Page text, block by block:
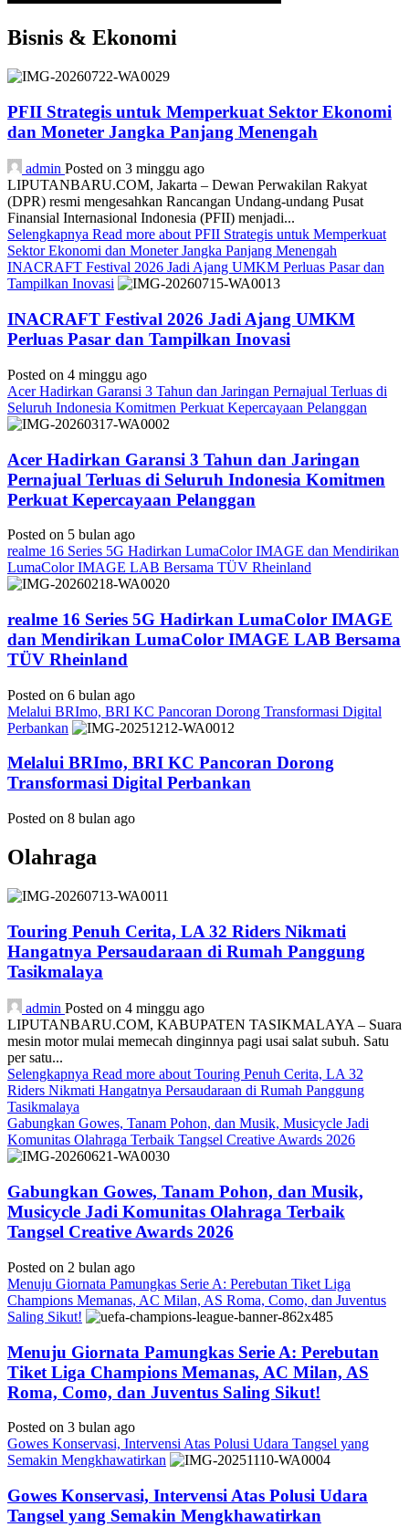
Bisnis & Ekonomi
PFII Strategis untuk Memperkuat Sektor Ekonomi
dan Moneter Jangka Panjang Menengah
admin Posted on 3 minggu ago
LIPUTANBARU.COM, Jakarta – Dewan Perwakilan Rakyat
(DPR) resmi mengesahkan Rancangan Undang-undang Pusat
Finansial Internasional Indonesia (PFII) menjadi...
Selengkapnya Read more about PFII Strategis untuk Memperkuat
Sektor Ekonomi dan Moneter Jangka Panjang Menengah
INACRAFT Festival 2026 Jadi Ajang UMKM Perluas Pasar dan
Tampilkan Inovasi
INACRAFT Festival 2026 Jadi Ajang UMKM
Perluas Pasar dan Tampilkan Inovasi
Posted on 4 minggu ago
Acer Hadirkan Garansi 3 Tahun dan Jaringan Pernajual Terluas di
Seluruh Indonesia Komitmen Perkuat Kepercayaan Pelanggan
Acer Hadirkan Garansi 3 Tahun dan Jaringan
Pernajual Terluas di Seluruh Indonesia Komitmen
Perkuat Kepercayaan Pelanggan
Posted on 5 bulan ago
realme 16 Series 5G Hadirkan LumaColor IMAGE dan Mendirikan
LumaColor IMAGE LAB Bersama TÜV Rheinland
realme 16 Series 5G Hadirkan LumaColor IMAGE
dan Mendirikan LumaColor IMAGE LAB Bersama
TÜV Rheinland
Posted on 6 bulan ago
Melalui BRImo, BRI KC Pancoran Dorong Transformasi Digital
Perbankan
Melalui BRImo, BRI KC Pancoran Dorong
Transformasi Digital Perbankan
Posted on 8 bulan ago
Olahraga
Touring Penuh Cerita, LA 32 Riders Nikmati
Hangatnya Persaudaraan di Rumah Panggung
Tasikmalaya
admin Posted on 4 minggu ago
LIPUTANBARU.COM, KABUPATEN TASIKMALAYA – Suara
mesin motor mulai memecah dinginnya pagi usai salat subuh. Satu
per satu...
Selengkapnya Read more about Touring Penuh Cerita, LA 32
Riders Nikmati Hangatnya Persaudaraan di Rumah Panggung
Tasikmalaya
Gabungkan Gowes, Tanam Pohon, dan Musik, Musicycle Jadi
Komunitas Olahraga Terbaik Tangsel Creative Awards 2026
Gabungkan Gowes, Tanam Pohon, dan Musik,
Musicycle Jadi Komunitas Olahraga Terbaik
Tangsel Creative Awards 2026
Posted on 2 bulan ago
Menuju Giornata Pamungkas Serie A: Perebutan Tiket Liga
Champions Memanas, AC Milan, AS Roma, Como, dan Juventus
Saling Sikut!
Menuju Giornata Pamungkas Serie A: Perebutan
Tiket Liga Champions Memanas, AC Milan, AS
Roma, Como, dan Juventus Saling Sikut!
Posted on 3 bulan ago
Gowes Konservasi, Intervensi Atas Polusi Udara Tangsel yang
Semakin Mengkhawatirkan
Gowes Konservasi, Intervensi Atas Polusi Udara
Tangsel yang Semakin Mengkhawatirkan